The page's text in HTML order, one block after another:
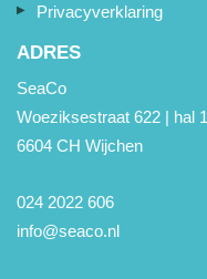
Privacyverklaring
ADRES
SeaCo
Woeziksestraat 622 | hal 1
6604 CH Wijchen
024 2022 606
info@seaco.nl